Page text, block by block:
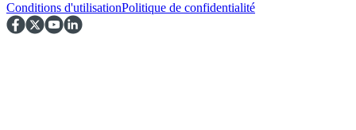
Conditions d'utilisationPolitique de confidentialité